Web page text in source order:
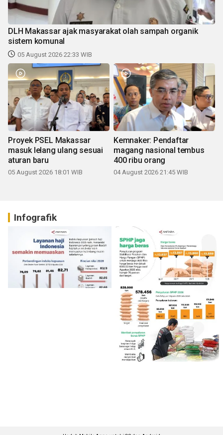
DLH Makassar ajak masyarakat olah sampah organik
sistem komunal
05 August 2026 22:33 WIB
Proyek PSEL Makassar
masuk lelang ulang sesuai
aturan baru
05 August 2026 18:01 WIB
Kemnaker: Pendaftar
magang nasional tembus
400 ribu orang
04 August 2026 21:45 WIB
Infografik